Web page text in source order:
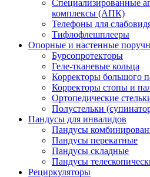
Специализированные
комплексы (АПК)
Телефоны для
Тифлофлешплееры
Опорные и настенные
Бурсопротекторы
Геле-тканевые кольца
Корректоры большого
Корректоры стопы и
Ортопедические
Полустельки
Пандусы для инвалидов
Пандусы
Пандусы перекатные
Пандусы складные
Пандусы
Рециркуляторы